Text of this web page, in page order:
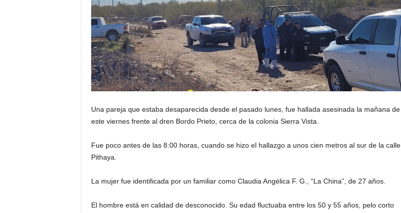
Una pareja que estaba desaparecida desde el pasado lunes, fue hallada asesinada la mañana de
este viernes frente al dren Bordo Prieto, cerca de la colonia Sierra Vista.
Fue poco antes de las 8:00 horas, cuando se hizo el hallazgo a unos cien metros al sur de la calle
Pithaya.
La mujer fue identificada por un familiar como Claudia Angélica F. G., “La China”, de 27 años.
El hombre está en calidad de desconocido. Su edad fluctuaba entre los 50 y 55 años, pelo corto